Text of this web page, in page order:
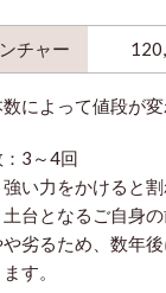
チャー
によって値段が変
3～4回
い力をかけると
台となるご自身
劣るため、数年
す。